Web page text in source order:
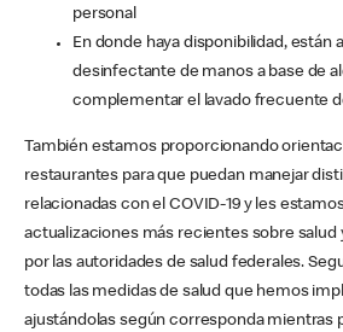
personal
En donde haya disponibilidad, están
desinfectante de manos a base de
complementar el lavado frecuente
También estamos proporcionando
restaurantes para que puedan manejar
relacionadas con el COVID-19 y les
actualizaciones más recientes sobre salud
por las autoridades de salud federales.
todas las medidas de salud que hemos
ajustándolas según corresponda mientras